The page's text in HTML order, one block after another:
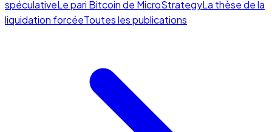
spéculativeLe pari Bitcoin de MicroStrategyLa thèse de la
liquidation forcéeToutes les publications